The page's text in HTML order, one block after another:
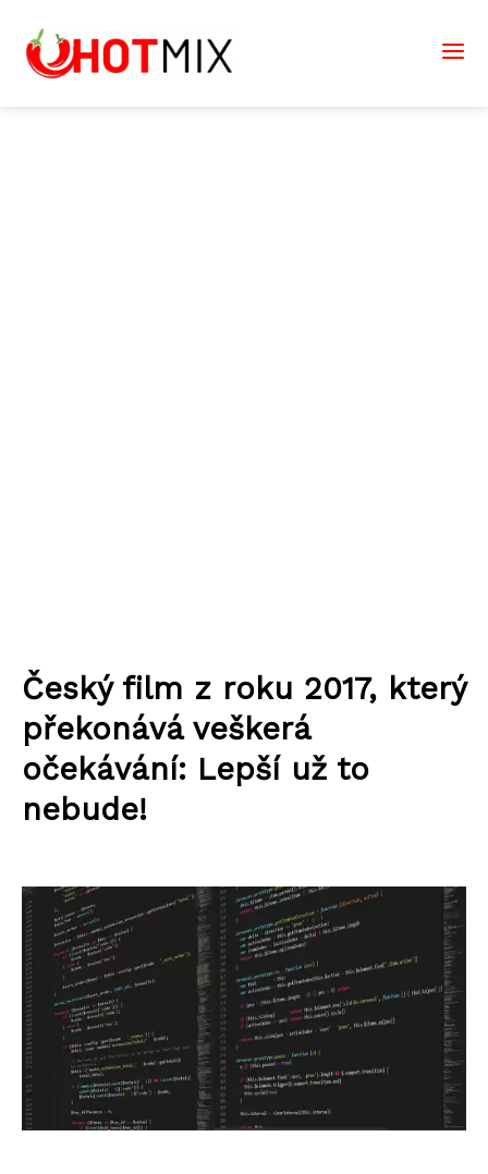
Český film z roku 2017, který
překonává veškerá
očekávání: Lepší už to
nebude!